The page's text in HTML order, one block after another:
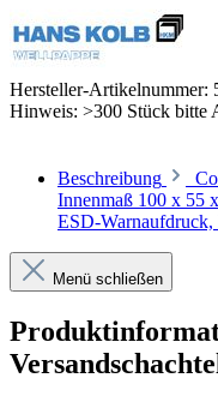
Hersteller-Artikelnummer:
Hinweis: >300 Stück bitte
Beschreibung
Innenmaß 100 x 55
ESD-
Menü schließen